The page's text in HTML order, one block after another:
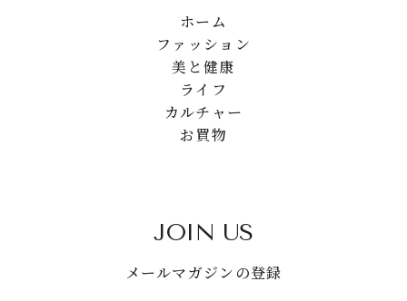
ホーム
ファッション
美と健康
ライフ
カルチャー
お買物
JOIN US
メールマガジンの登録